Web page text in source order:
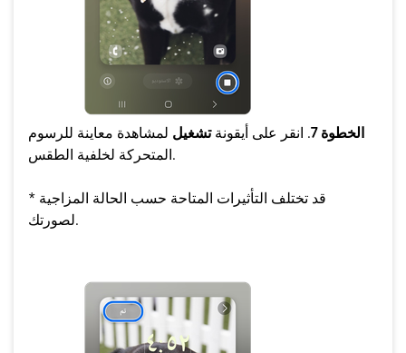
الخطوة 7 . انقر على أيقونة تشغيل لمشاهدة معاينة للرسوم
المتحركة لخلفية الطقس.
* قد تختلف التأثيرات المتاحة حسب الحالة المزاجية
لصورتك.